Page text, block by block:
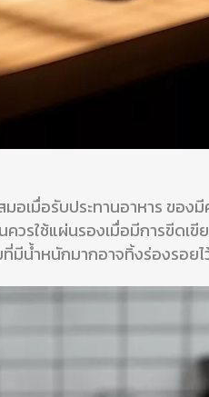
เมื่อรับประทานอาหาร ของ
รใช้แผ่นรองเมื่อมีการขีดเ
มีน้ำหนักมากอาจทิ้งร่องรอยไ